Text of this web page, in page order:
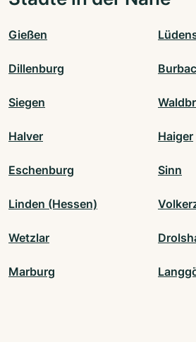
Gießen
Dillenburg
Siegen
Halver Haiger
Eschenburg Sinn
Linden (Hessen)
Wetzlar
Marburg